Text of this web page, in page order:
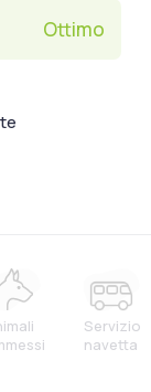
Ottimo
Servizio
navetta